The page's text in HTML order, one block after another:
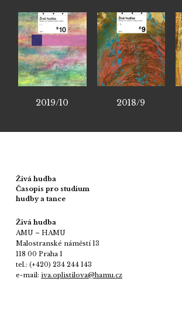
2019/10 2018/9
Živá hudba
Časopis pro studium
hudby a tance
Živá hudba
AMU – HAMU
Malostranské náměstí 13
118 00 Praha 1
tel.: (+420) 234 244 143
e-mail: iva.oplistilova@hamu.cz